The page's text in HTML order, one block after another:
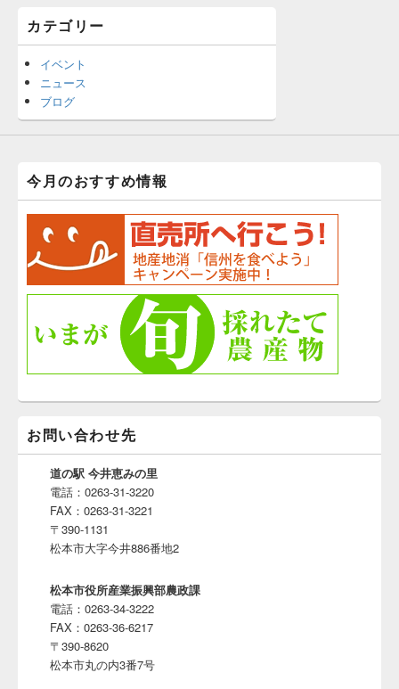
カテゴリー
イベント
ニュース
ブログ
今月のおすすめ情報
お問い合わせ先
道の駅 今井恵みの里
電話：0263-31-3220
FAX：0263-31-3221
〒390-1131
松本市大字今井886番地2
松本市役所産業振興部農政課
電話：0263-34-3222
FAX：0263-36-6217
〒390-8620
松本市丸の内3番7号